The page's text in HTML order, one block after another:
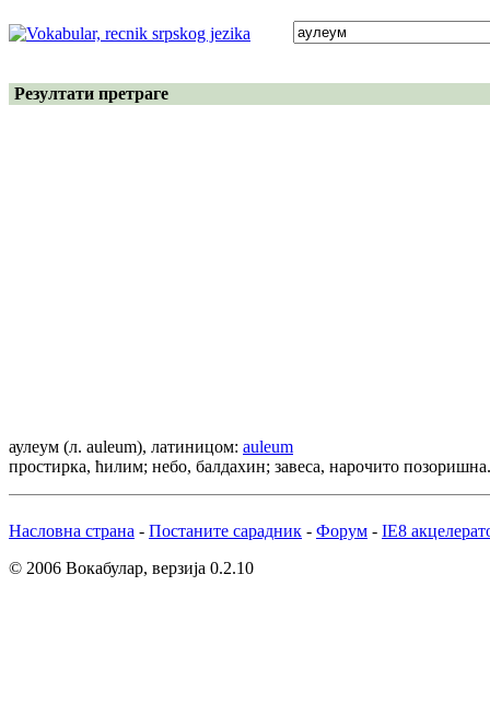
Резултати претраге
аулеум (л. auleum), латиницом: auleum
простирка, ћилим; небо, балдахин; завеса, нарочито позоришна.
Насловна страна - Постаните сарадник - Форум - IE8
© 2006 Вокабулар, верзија 0.2.10